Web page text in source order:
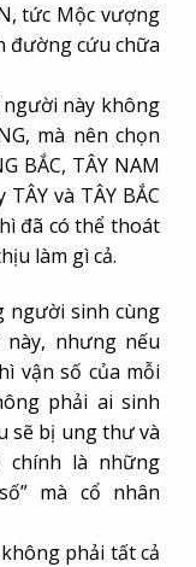
tức Mộc vượng
đường cứu chữa
này không
mà nên chọn
BẮC, TÂY NAM
và TÂY BẮC
đã có thể thoát
làm gì cả.
người sinh cùng
nhưng nếu
vận số của mỗi
phải ai sinh
sẽ bị ung thư và
chính là những
mà cổ nhân
phải tất cả